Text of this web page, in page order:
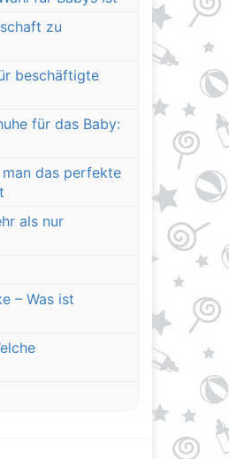
zu
beschäftigte
für das Baby:
das perfekte
als nur
– Was ist